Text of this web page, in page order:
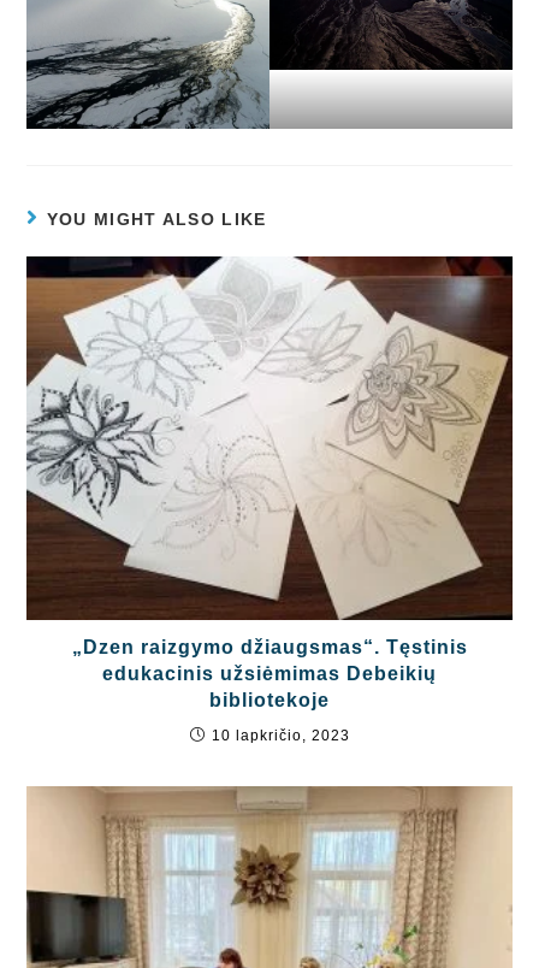
YOU MIGHT ALSO LIKE
„Dzen raizgymo džiaugsmas“. Tęstinis
edukacinis užsiėmimas Debeikių
bibliotekoje
10 lapkričio, 2023